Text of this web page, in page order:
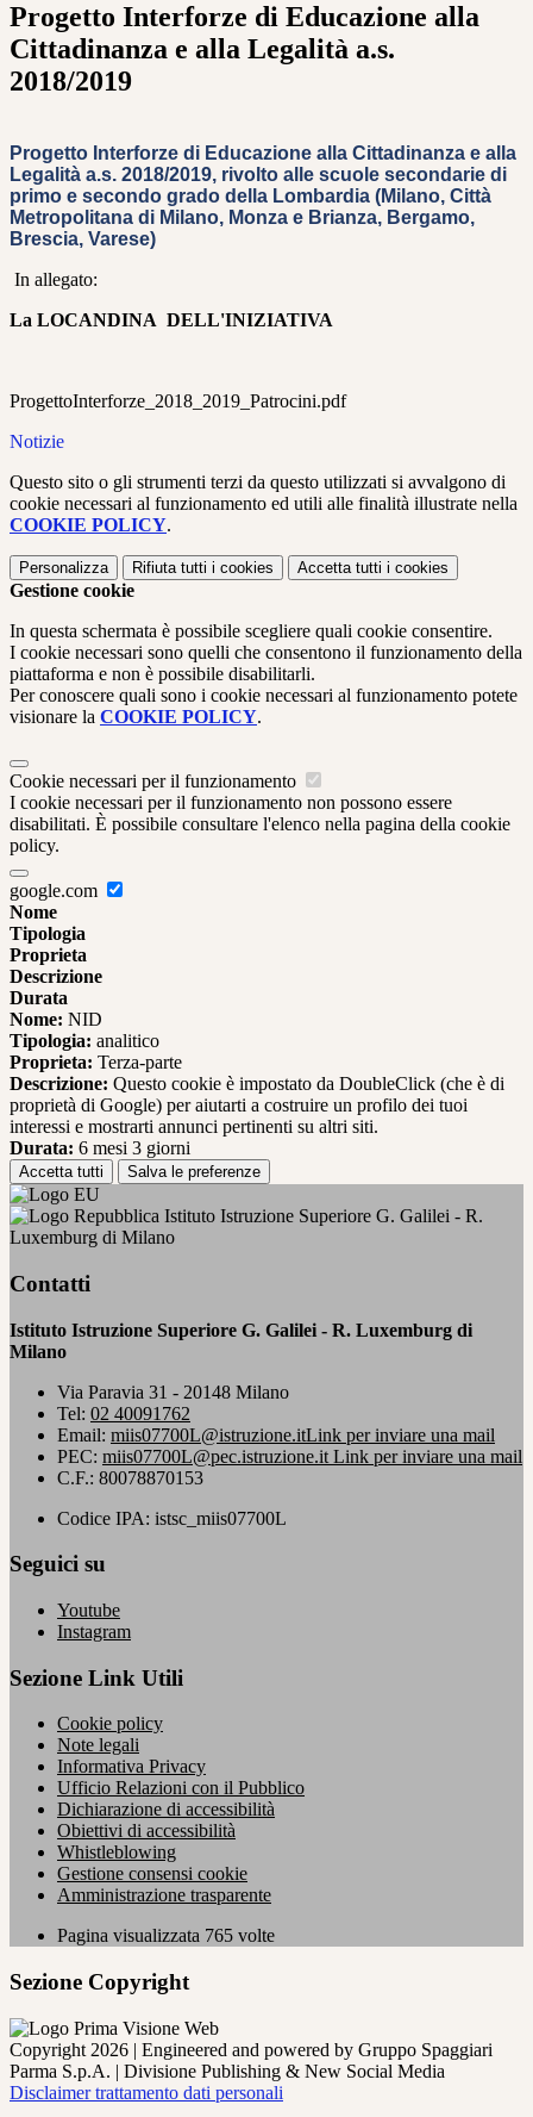
Progetto Interforze di Educazione alla
Cittadinanza e alla Legalità a.s.
2018/2019
Progetto Interforze di Educazione alla Cittadinanza e alla
Legalità a.s. 2018/2019, rivolto alle scuole secondarie di
primo e secondo grado della Lombardia (Milano, Città
Metropolitana di Milano, Monza e Brianza, Bergamo,
Brescia, Varese)
In allegato:
La LOCANDINA DELL'INIZIATIVA
ProgettoInterforze_2018_2019_Patrocini.pdf
Notizie
Questo sito o gli strumenti terzi da questo utilizzati si avvalgono di
cookie necessari al funzionamento ed utili alle finalità illustrate nella
COOKIE POLICY.
Personalizza Rifiuta tutti i cookies Accetta tutti i cookies
Gestione cookie
In questa schermata è possibile scegliere quali cookie consentire.
I cookie necessari sono quelli che consentono il funzionamento della
piattaforma e non è possibile disabilitarli.
Per conoscere quali sono i cookie necessari al funzionamento potete
visionare la COOKIE POLICY.
Cookie necessari per il funzionamento
I cookie necessari per il funzionamento non possono essere
disabilitati. È possibile consultare l'elenco nella pagina della cookie
policy.
google.com
Nome
Tipologia
Proprieta
Descrizione
Durata
Nome: NID
Tipologia: analitico
Proprieta: Terza-parte
Descrizione: Questo cookie è impostato da DoubleClick (che è di
proprietà di Google) per aiutarti a costruire un profilo dei tuoi
interessi e mostrarti annunci pertinenti su altri siti.
Durata: 6 mesi 3 giorni
Accetta tutti Salva le preferenze
Istituto Istruzione Superiore G. Galilei - R.
Luxemburg di Milano
Contatti
Istituto Istruzione Superiore G. Galilei - R. Luxemburg di
Milano
Via Paravia 31 - 20148 Milano
Tel: 02 40091762
Email: miis07700L@istruzione.itLink per inviare una mail
PEC: miis07700L@pec.istruzione.it Link per inviare una mail
C.F.: 80078870153
Codice IPA: istsc_miis07700L
Seguici su
Youtube
Instagram
Sezione Link Utili
Cookie policy
Note legali
Informativa Privacy
Ufficio Relazioni con il Pubblico
Dichiarazione di accessibilità
Obiettivi di accessibilità
Whistleblowing
Gestione consensi cookie
Amministrazione trasparente
Pagina visualizzata 765 volte
Sezione Copyright
Copyright 2026 | Engineered and powered by Gruppo Spaggiari
Parma S.p.A. | Divisione Publishing & New Social Media
Disclaimer trattamento dati personali